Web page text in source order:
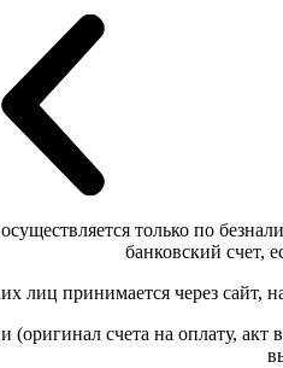
только по
банковский счет,
лиц принимается через сайт,
(оригинал счета на оплату,